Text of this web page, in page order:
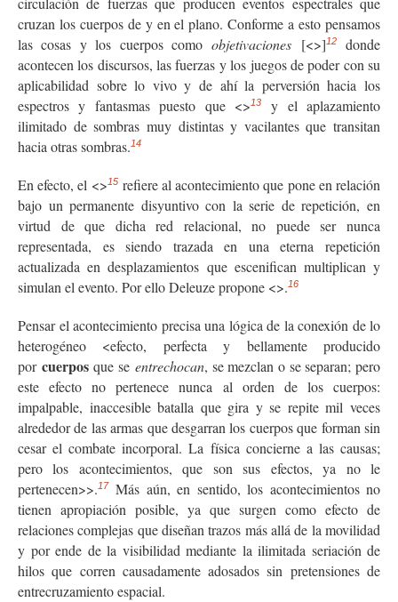
cruzan los cuerpos de y en el plano. Conforme a esto pensamos
las cosas y los cuerpos comoobjetivaciones [<>]12donde
acontecen los discursos, las fuerzas y los juegos de poder con su
aplicabilidad sobre lo vivo y de ahí la perversión hacia los
espectros y fantasmas puesto que <>13y el aplazamiento
ilimitado de sombras muy distintas y vacilantes que transitan
hacia otras sombras.14
En efecto, el <>15refiere al acontecimiento que pone en relación
bajo un permanente disyuntivo con la serie de repetición, en
virtud de que dicha red relacional, no puede ser nunca
representada, es siendo trazada en una eterna repetición
actualizada en desplazamientos que escenifican multiplican y
simulan el evento. Por ello Deleuze propone <>.16
Pensar el acontecimiento precisa una lógica de la conexión de lo
heterogéneo <efecto, perfecta y bellamente producido
por cuerposque se entrechocan, se mezclan o se separan; pero
este efecto no pertenece nunca al orden de los cuerpos:
impalpable, inaccesible batalla que gira y se repite mil veces
alrededor de las armas que desgarran los cuerpos que forman sin
cesar el combate incorporal. La física concierne a las causas;
pero los acontecimientos, que son sus efectos, ya no le
pertenecen>>.17Más aún, en sentido, los acontecimientos no
tienen apropiación posible, ya que surgen como efecto de
relaciones complejas que diseñan trazos más allá de la movilidad
y por ende de la visibilidad mediante la ilimitada seriación de
hilos que corren causadamente adosados sin pretensiones de
entrecruzamiento espacial.